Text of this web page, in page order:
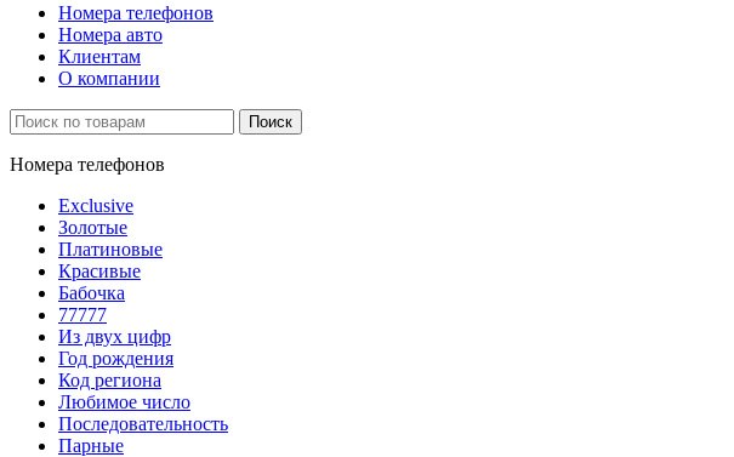
Номера телефонов
Номера авто
Клиентам
О компании
Поиск
Номера телефонов
Exclusive
Золотые
Платиновые
Красивые
Бабочка
77777
Из двух цифр
Год рождения
Код региона
Любимое число
Последовательность
Парные